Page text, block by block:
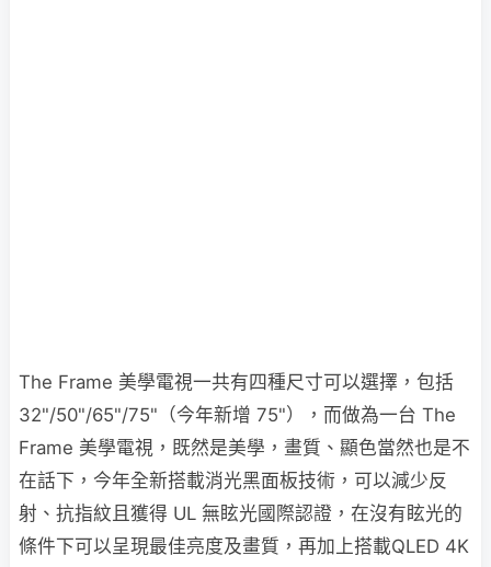
The Frame 美學電視一共有四種尺寸可以選擇，包括
32"/50"/65"/75"（今年新增 75"），而做為一台 The
Frame 美學電視，既然是美學，畫質、顯色當然也是不
在話下，今年全新搭載消光黑面板技術，可以減少反
射、抗指紋且獲得 UL 無眩光國際認證，在沒有眩光的
條件下可以呈現最佳亮度及畫質，再加上搭載QLED 4K